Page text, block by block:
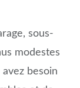
sous-
modestes
besoin